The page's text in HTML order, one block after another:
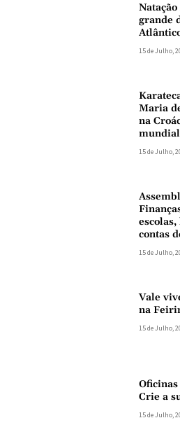
grande
15 de Julho,
Maria
na
mundial
15 de Julho,
contas
15 de Julho,
Vale
na
15 de Julho,
Crie a
15 de Julho,